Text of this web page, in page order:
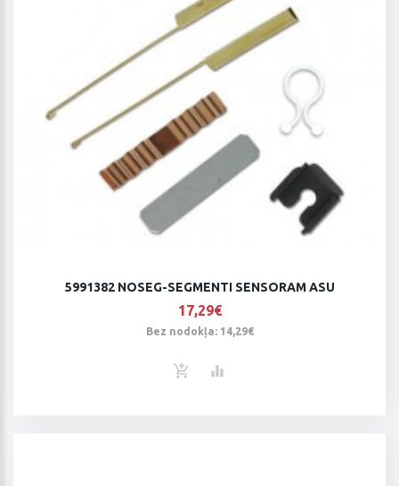
5991382 NOSEG-SEGMENTI SENSORAM ASU
17,29€
Bez nodokļa: 14,29€